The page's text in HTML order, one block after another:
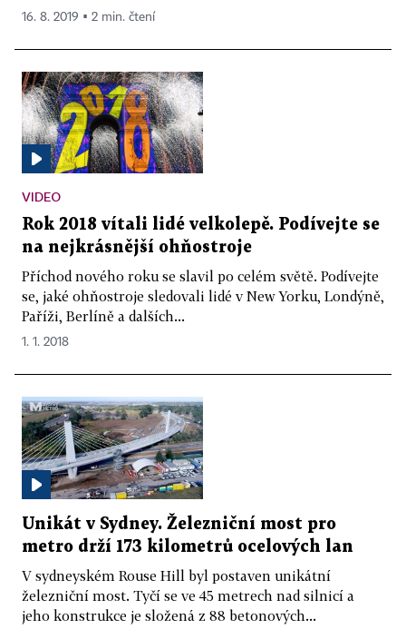
16. 8. 2019 ▪ 2 min. čtení
VIDEO
Rok 2018 vítali lidé velkolepě. Podívejte se
na nejkrásnější ohňostroje
Příchod nového roku se slavil po celém světě. Podívejte
se, jaké ohňostroje sledovali lidé v New Yorku, Londýně,
Paříži, Berlíně a dalších...
1. 1. 2018
Unikát v Sydney. Železniční most pro
metro drží 173 kilometrů ocelových lan
V sydneyském Rouse Hill byl postaven unikátní
železniční most. Tyčí se ve 45 metrech nad silnicí a
jeho konstrukce je složená z 88 betonových...